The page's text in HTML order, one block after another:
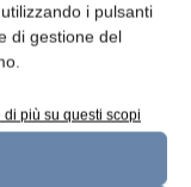
i pulsanti
di gestione del
di più su questi scopi
dei sistemi